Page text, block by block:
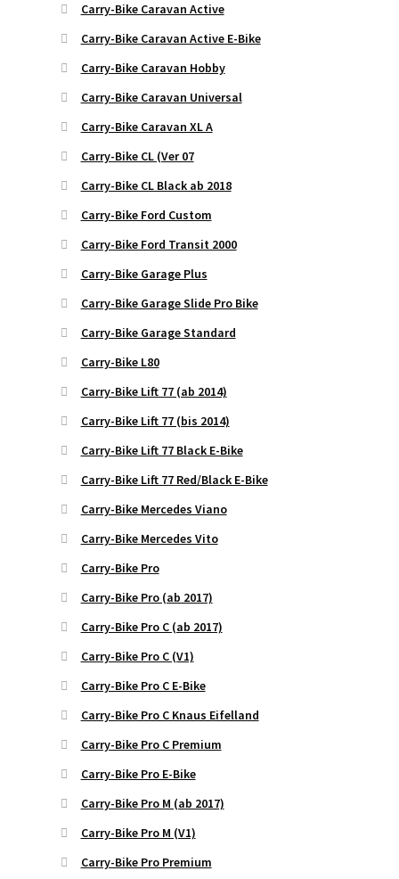
Carry-Bike Caravan Active
Carry-Bike Caravan Active E-Bike
Carry-Bike Caravan Hobby
Carry-Bike Caravan Universal
Carry-Bike Caravan XL A
Carry-Bike CL (Ver 07
Carry-Bike CL Black ab 2018
Carry-Bike Ford Custom
Carry-Bike Ford Transit 2000
Carry-Bike Garage Plus
Carry-Bike Garage Slide Pro Bike
Carry-Bike Garage Standard
Carry-Bike L80
Carry-Bike Lift 77 (ab 2014)
Carry-Bike Lift 77 (bis 2014)
Carry-Bike Lift 77 Black E-Bike
Carry-Bike Lift 77 Red/Black E-Bike
Carry-Bike Mercedes Viano
Carry-Bike Mercedes Vito
Carry-Bike Pro
Carry-Bike Pro (ab 2017)
Carry-Bike Pro C (ab 2017)
Carry-Bike Pro C (V1)
Carry-Bike Pro C E-Bike
Carry-Bike Pro C Knaus Eifelland
Carry-Bike Pro C Premium
Carry-Bike Pro E-Bike
Carry-Bike Pro M (ab 2017)
Carry-Bike Pro M (V1)
Carry-Bike Pro Premium